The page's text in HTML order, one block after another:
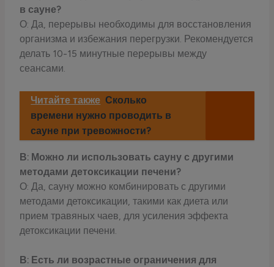
в сауне?
О: Да, перерывы необходимы для восстановления
организма и избежания перегрузки. Рекомендуется
делать 10-15 минутные перерывы между
сеансами.
Читайте также Сколько
времени нужно проводить в
сауне при тревожности?
В: Можно ли использовать сауну с другими
методами детоксикации печени?
О: Да, сауну можно комбинировать с другими
методами детоксикации, такими как диета или
прием травяных чаев, для усиления эффекта
детоксикации печени.
В: Есть ли возрастные ограничения для